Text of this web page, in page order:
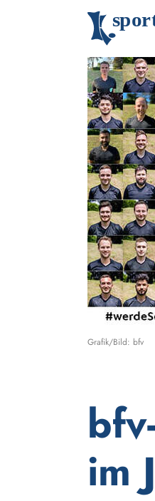
spor
Grafik/Bild: bfv
im